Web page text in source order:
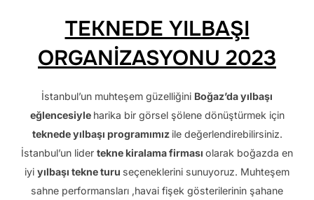
TEKNEDE YILBAŞI
ORGANİZASYONU 2023
İstanbul’un muhteşem güzelliğini Boğaz’da yılbaşı
eğlencesiyle harika bir görsel şölene dönüştürmek için
teknede yılbaşı programımız ile değerlendirebilirsiniz.
İstanbul’un lider tekne kiralama firması olarak boğazda en
iyi yılbaşı tekne turu seçeneklerini sunuyoruz. Muhteşem
sahne performansları ,havai fişek gösterilerinin şahane